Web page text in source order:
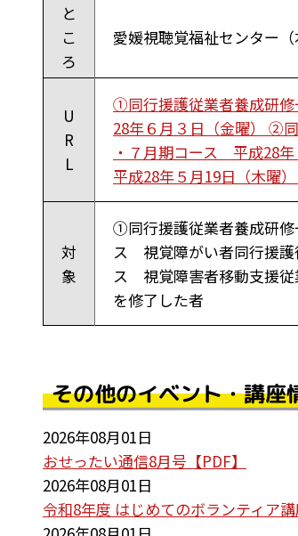
と
こ
ろ
愛媛視聴覚福祉センター（
U
R
L
①同行援護従業者養成研
28年６月３日（金曜） ②
・７月期コース 平成28
平成28年５月19日（木曜
対
象
①同行援護従業者養成研
ス 視覚障がい者同行援護
ス 視覚障害者移動支援従
を修了した者
その他のイベント・講
2026年08月01日
おせったい通信8月号【PDF】
2026年08月01日
令和8年度 はじめてのボランティア講